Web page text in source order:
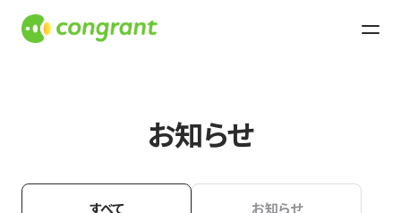
お知らせ
すべて お知らせ